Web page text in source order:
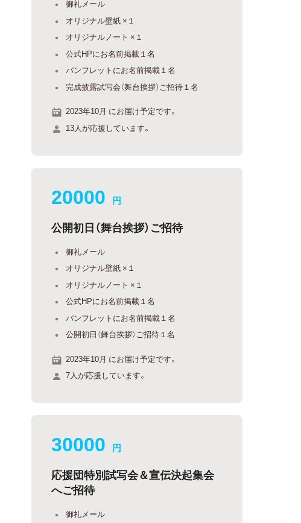
御礼メール
オリジナル壁紙 ×１
オリジナルノート ×１
公式HPにお名前掲載１名
パンフレットにお名前掲載１名
完成披露試写会（舞台挨拶）ご招待１名
2023年10月 にお届け予定です。
13人が応援しています。
20000 円
公開初日（舞台挨拶）ご招待
御礼メール
オリジナル壁紙 ×１
オリジナルノート ×１
公式HPにお名前掲載１名
パンフレットにお名前掲載１名
公開初日（舞台挨拶）ご招待１名
2023年10月 にお届け予定です。
7人が応援しています。
30000 円
応援団特別試写会＆宣伝決起集会
へご招待
御礼メール